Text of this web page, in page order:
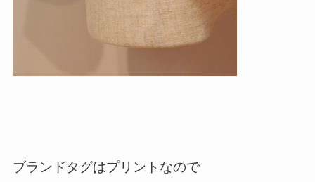
ブランドタグはプリントなので